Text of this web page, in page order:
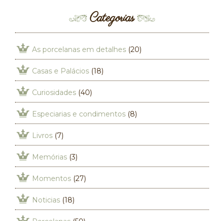
Categorias
As porcelanas em detalhes (20)
Casas e Palácios (18)
Curiosidades (40)
Especiarias e condimentos (8)
Livros (7)
Memórias (3)
Momentos (27)
Noticias (18)